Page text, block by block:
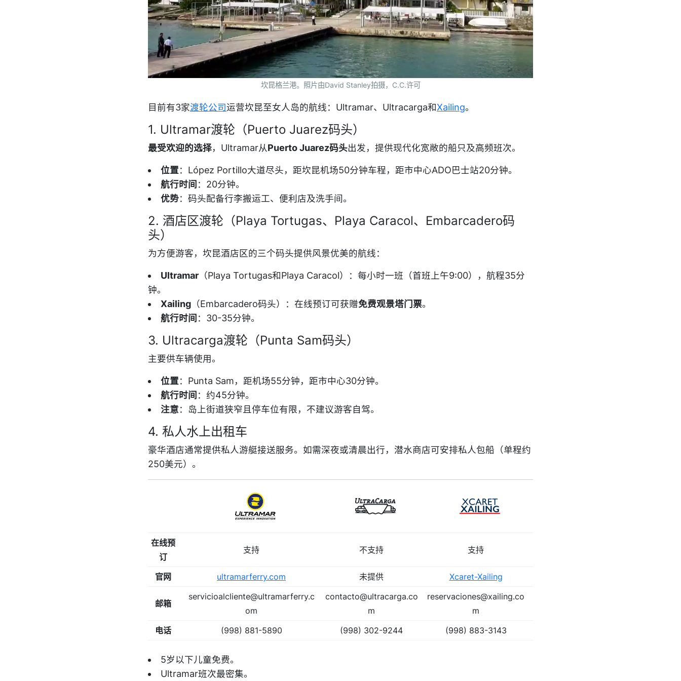
坎昆格兰港。照片由David Stanley拍摄，C.C.许可
目前有3家渡轮公司运营坎昆至女人岛的航线：Ultramar、Ultracarga和Xailing。
1. Ultramar渡轮（Puerto Juarez码头）
最受欢迎的选择，Ultramar从Puerto Juarez码头出发，提供现代化宽敞的船只及高频班次。
位置：López Portillo大道尽头，距坎昆机场50分钟车程，距市中心ADO巴士站20分钟。
航行时间：20分钟。
优势：码头配备行李搬运工、便利店及洗手间。
2. 酒店区渡轮（Playa Tortugas、Playa Caracol、Embarcadero码
头）
为方便游客，坎昆酒店区的三个码头提供风景优美的航线：
Ultramar（Playa Tortugas和Playa Caracol）：每小时一班（首班上午9:00），航程35分
钟。
Xailing（Embarcadero码头）：在线预订可获赠免费观景塔门票。
航行时间：30-35分钟。
3. Ultracarga渡轮（Punta Sam码头）
主要供车辆使用。
位置：Punta Sam，距机场55分钟，距市中心30分钟。
航行时间：约45分钟。
注意：岛上街道狭窄且停车位有限，不建议游客自驾。
4. 私人水上出租车
豪华酒店通常提供私人游艇接送服务。如需深夜或清晨出行，潜水商店可安排私人包船（单程约
250美元）。
在线预
订
支持 不支持 支持
官网 ultramarferry.com 未提供 Xcaret-Xailing
邮箱
servicioalcliente@ultramarferry.c
om
contacto@ultracarga.co
m
reservaciones@xailing.co
m
电话
(998) 881-5890 (998) 302-9244 (998) 883-3143
5岁以下儿童免费。
Ultramar班次最密集。